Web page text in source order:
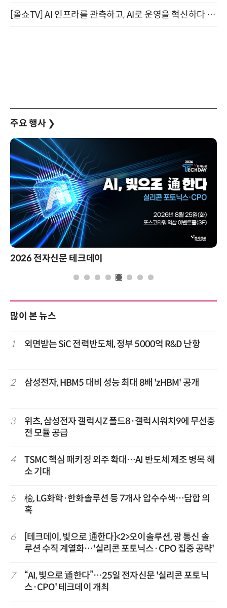
[올쇼TV] AI 인프라를 관측하고, AI로 운영을 혁신하다 (8월 11일 생방송)
주요 행사 ❯
테크데이
많이 본 뉴스
1 외면받는 SiC 전력반도체, 정부 5000억 R&D 난항
2 삼성전자, HBM5 대비 성능 최대 8배 'zHBM' 공개
3
위츠, 삼성전자 갤럭시Z 폴드8·갤럭시워치9에 무선충
전 모듈 공급
4
TSMC 핵심 패키징 외주 확대…AI 반도체 제조 병목 해
소 기대
5
檢, LG화학·한화솔루션 등 7개사 압수수색…담합 의
혹
6
[테크데이, 빛으로 通한다]<2>오이솔루션, 광 통신 솔
루션 수직 계열화…'실리콘 포토닉스·CPO 집중 공략'
7
“AI, 빛으로 通한다”…25일 전자신문 '실리콘 포토닉
스·CPO' 테크데이 개최